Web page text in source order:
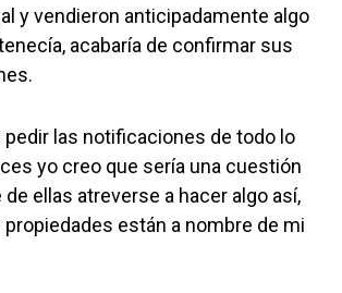
y vendieron anticipadamente algo
acabaría de confirmar sus
pedir las notificaciones de todo lo
yo creo que sería una cuestión
de ellas atreverse a hacer algo así,
están a nombre de mi